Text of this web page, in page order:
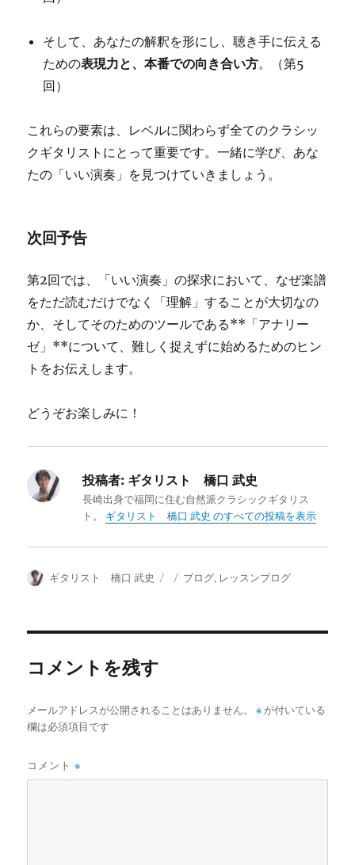
そして、あなたの解釈を形にし、聴き手に伝える
ための表現力と、本番での向き合い方。（第5
回）
これらの要素は、レベルに関わらず全てのクラシッ
クギタリストにとって重要です。一緒に学び、あな
たの「いい演奏」を見つけていきましょう。
次回予告
第2回では、「いい演奏」の探求において、なぜ楽譜
をただ読むだけでなく「理解」することが大切なの
か、そしてそのためのツールである**「アナリー
ゼ」**について、難しく捉えずに始めるためのヒン
トをお伝えします。
どうぞお楽しみに！
投稿者: ギタリスト 橋口 武史
長崎出身で福岡に住む自然派クラシックギタリス
ト。 ギタリスト 橋口 武史 のすべての投稿を表示
投
ギタリスト 橋口 武史
投 カ
ブログ, レッスンブログ
コメントを残す
メールアドレスが公開されることはありません。 ※ が付いている
欄は必須項目です
コメント※